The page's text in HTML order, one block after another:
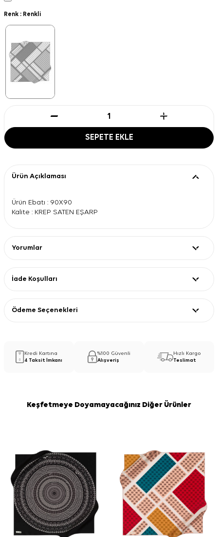
Renk : Renkli
SEPETE EKLE
Ürün Açıklaması
Ürün Ebatı : 90X90
Kalite : KREP SATEN EŞARP
Yorumlar
İade Koşulları
Ödeme Seçenekleri
Kredi Kartına
4 Taksit İmkanı
%100 Güvenli
Alışveriş
Hızlı Kargo
Teslimat
Keşfetmeye Doyamayacağınız Diğer Ürünler